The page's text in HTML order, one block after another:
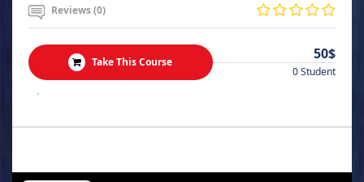
Reviews (0)
Take This Course 50$
0 Student
.